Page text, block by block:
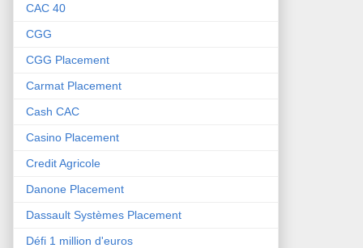
CAC 40
CGG
CGG Placement
Carmat Placement
Cash CAC
Casino Placement
Credit Agricole
Danone Placement
Dassault Systèmes Placement
Défi 1 million d'euros